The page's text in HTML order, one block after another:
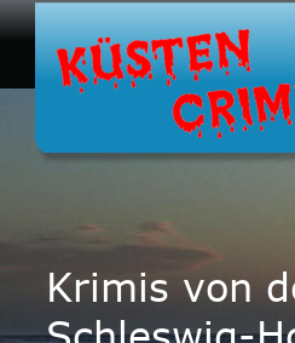
Krimis von